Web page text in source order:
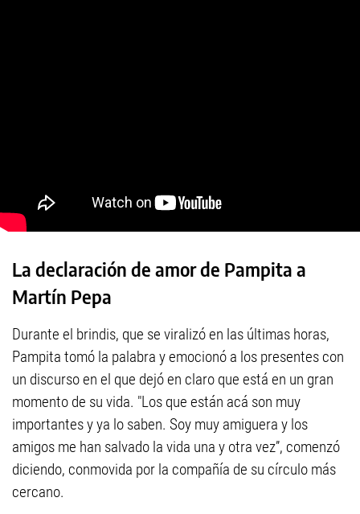
La declaración de amor de Pampita a
Martín Pepa
Durante el brindis, que se viralizó en las últimas horas,
Pampita tomó la palabra y emocionó a los presentes con
un discurso en el que dejó en claro que está en un gran
momento de su vida. "Los que están acá son muy
importantes y ya lo saben. Soy muy amiguera y los
amigos me han salvado la vida una y otra vez”, comenzó
diciendo, conmovida por la compañía de su círculo más
cercano.